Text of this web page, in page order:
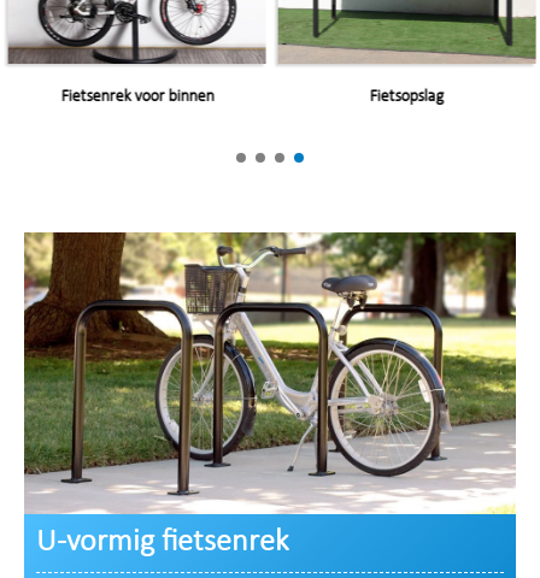
Fietsenrek voor binnen Fietsopslag
U-vormig fietsenrek